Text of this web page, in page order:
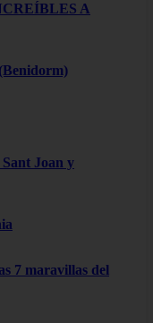
A
Joan y
7 maravillas del